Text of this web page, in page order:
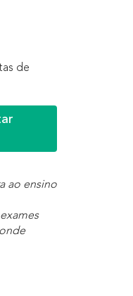
de
ao ensino